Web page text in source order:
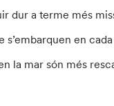
dur a terme més
s’embarquen en
la mar són més